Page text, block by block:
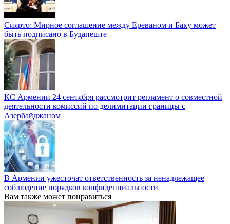
Сиярто: Мирное соглашение между Ереваном и Баку может
быть подписано в Будапеште
КС Армении 24 сентября рассмотрит регламент о совместной
деятельности комиссий по делимитации границы с
Азербайджаном
В Армении ужесточат ответственность за ненадлежащее
соблюдение порядков конфиденциальности
Вам также может понравиться